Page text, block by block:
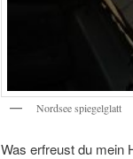
Nordsee spiegelglatt
Was erfreust du mein